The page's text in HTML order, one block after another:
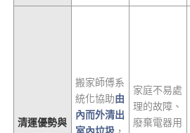
清運優勢與
搬家師傅系
統化協助由
內而外清出
家庭不易處
理的故障、
廢棄電器用